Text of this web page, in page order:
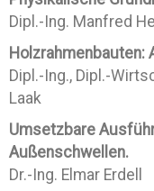
Dipl.-Ing. Manfred
Dipl.-Ing., Dipl.-
Laak
Umsetzbare
Außenschwellen.
Dr.-Ing. Elmar Erdell